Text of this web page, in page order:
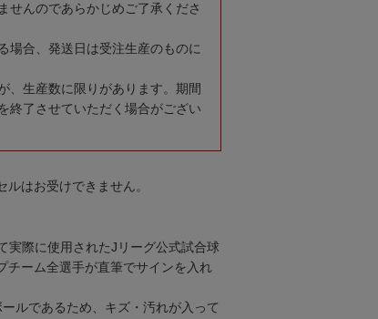
せんのであらかじめご了承くださ
場合、発送日は受注生産のものに
、生産数に限りがあります。期間
終了させていただく場合がござい
はお受けできません。
実際に使用されたJリーグ公式試合球
チーム全選手が直筆でサインを入れ
ルであるため、キズ・汚れが入って